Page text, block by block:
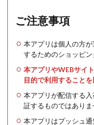
ご注意事項
本アプリは個人の方
するためのショッピン
本アプリやWEBサイ
目的で利用することを
本アプリが配信する
証するものではありま
本アプリはプッシュ